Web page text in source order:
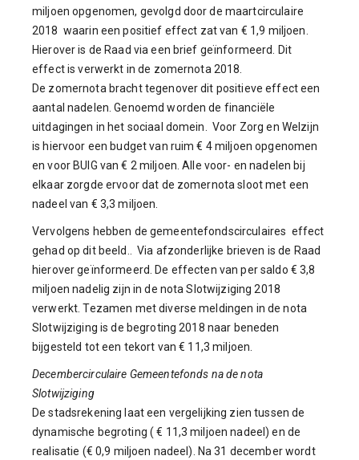
miljoen opgenomen, gevolgd door de maartcirculaire
2018 waarin een positief effect zat van € 1,9 miljoen.
Hierover is de Raad via een brief geïnformeerd. Dit
effect is verwerkt in de zomernota 2018.
De zomernota bracht tegenover dit positieve effect een
aantal nadelen. Genoemd worden de financiële
uitdagingen in het sociaal domein. Voor Zorg en Welzijn
is hiervoor een budget van ruim € 4 miljoen opgenomen
en voor BUIG van € 2 miljoen. Alle voor- en nadelen bij
elkaar zorgde ervoor dat de zomernota sloot met een
nadeel van € 3,3 miljoen.
Vervolgens hebben de gemeentefondscirculaires effect
gehad op dit beeld.. Via afzonderlijke brieven is de Raad
hierover geïnformeerd. De effecten van per saldo € 3,8
miljoen nadelig zijn in de nota Slotwijziging 2018
verwerkt. Tezamen met diverse meldingen in de nota
Slotwijziging is de begroting 2018 naar beneden
bijgesteld tot een tekort van € 11,3 miljoen.
Decembercirculaire Gemeentefonds na de nota
Slotwijziging
De stadsrekening laat een vergelijking zien tussen de
dynamische begroting ( € 11,3 miljoen nadeel) en de
realisatie (€ 0,9 miljoen nadeel). Na 31 december wordt